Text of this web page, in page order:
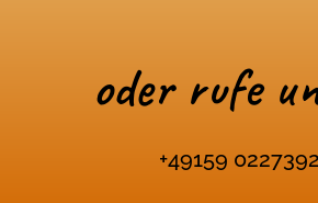
oder rufe
+49159